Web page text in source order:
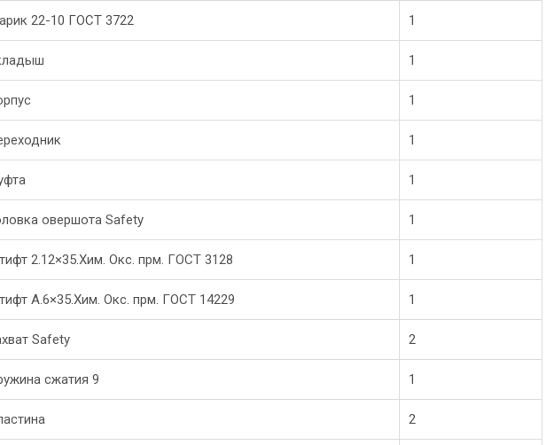
22-10 ГОСТ 3722 1
1
1
1
1
овершота Safety 1
2.12×35.Хим. Окс. прм. ГОСТ 3128 1
А.6×35.Хим. Окс. прм. ГОСТ 14229 1
Safety 2
сжатия 9 1
2